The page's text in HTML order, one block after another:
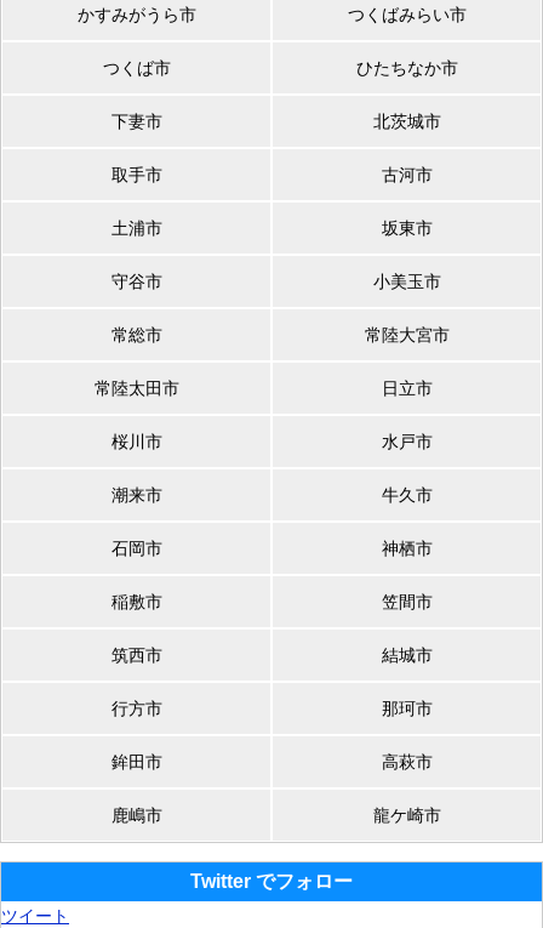
かすみがうら市 つくばみらい市
つくば市 ひたちなか市
下妻市 北茨城市
取手市 古河市
土浦市 坂東市
守谷市 小美玉市
常総市 常陸大宮市
常陸太田市 日立市
桜川市 水戸市
潮来市 牛久市
石岡市 神栖市
稲敷市 笠間市
筑西市 結城市
行方市 那珂市
鉾田市 高萩市
鹿嶋市 龍ケ崎市
Twitter でフォロー
ツイート